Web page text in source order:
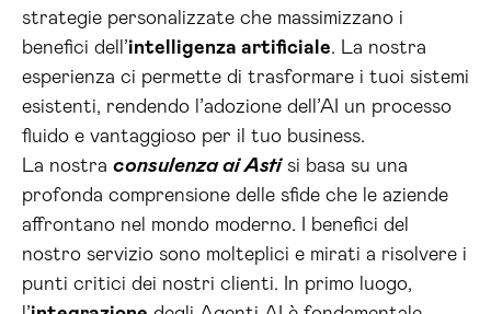
strategie personalizzate che massimizzano i
benefici dell’intelligenza artificiale. La nostra
esperienza ci permette di trasformare i tuoi sistemi
esistenti, rendendo l’adozione dell’AI un processo
fluido e vantaggioso per il tuo business.
La nostra consulenza ai Astisi basa su una
profonda comprensione delle sfide che le aziende
affrontano nel mondo moderno. I benefici del
nostro servizio sono molteplici e mirati a risolvere i
punti critici dei nostri clienti. In primo luogo,